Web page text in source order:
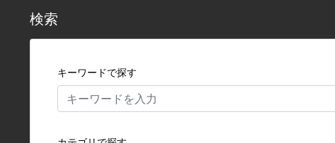
検索
キーワードで探す